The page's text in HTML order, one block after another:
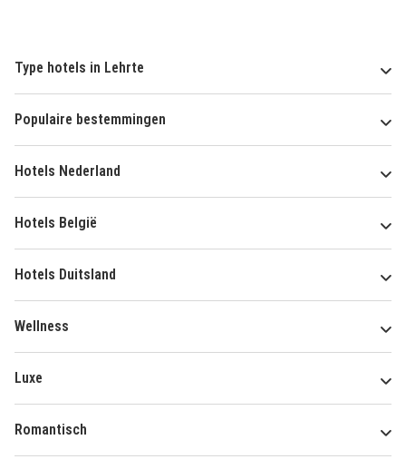
Type hotels in Lehrte
Populaire bestemmingen
Hotels Nederland
Hotels België
Hotels Duitsland
Wellness
Luxe
Romantisch